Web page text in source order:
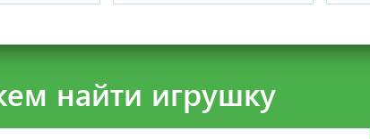
найти игрушку